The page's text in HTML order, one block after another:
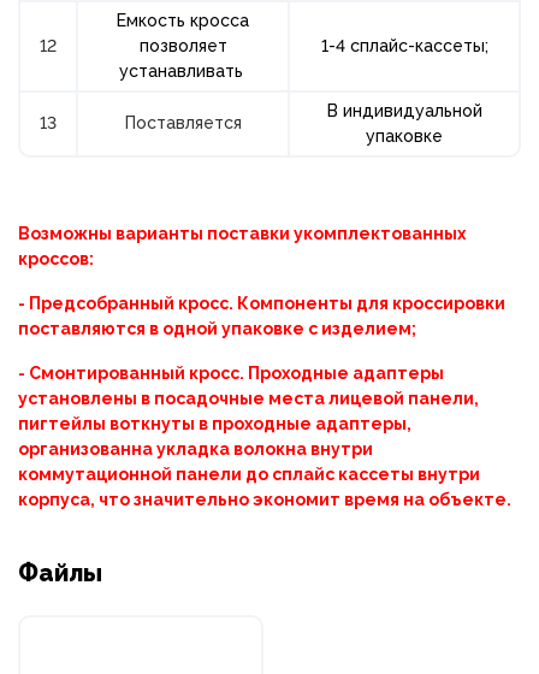
12
Емкость кросса
позволяет
устанавливать
1-4сплайс-кассеты;
13 Поставляется
В индивидуальной
упаковке
Возможны варианты поставки укомплектованных
кроссов:
- Предсобранный кросс. Компоненты для кроссировки
поставляются в одной упаковке с изделием;
- Смонтированный кросс. Проходные адаптеры
установлены в посадочные места лицевой панели,
пигтейлы воткнуты в проходные адаптеры,
организованна укладка волокна внутри
коммутационной панели до сплайс кассеты внутри
корпуса, что значительно экономит время на объекте.
Файлы